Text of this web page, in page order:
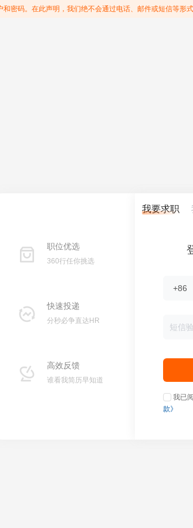
密码。在此声明，我们绝不会通过电话、邮件或短信等形
职位优选
360行任你挑选
快速投递
分秒必争直达HR
高效反馈
谁看我简历早知道
我要求职
我已
款》